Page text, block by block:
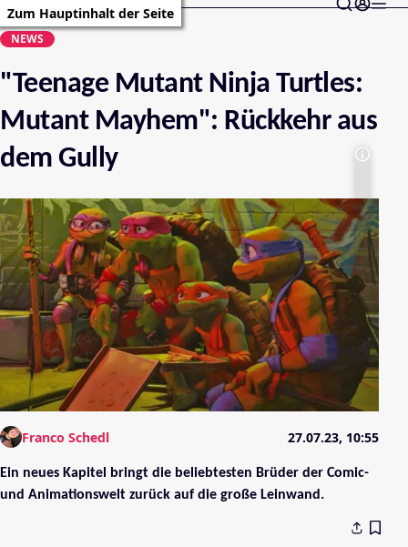
Zum Hauptinhalt der Seite
NEWS
"Teenage Mutant Ninja Turtles:
Mutant Mayhem": Rückkehr aus
dem Gully
Franco Schedl 27.07.23, 10:55
Ein neues Kapitel bringt die beliebtesten Brüder der Comic-
und Animationswelt zurück auf die große Leinwand.